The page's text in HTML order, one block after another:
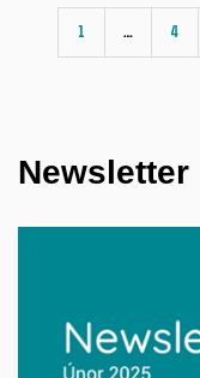
1 … 4
Newsletter